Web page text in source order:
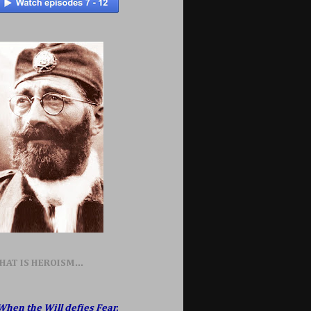
IS HEROISM...
the Will defies Fear,